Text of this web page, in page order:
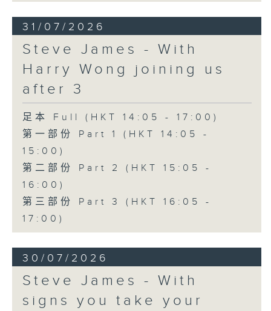
31/07/2026
Steve James - With
Harry Wong joining us
after 3
足本 Full (HKT 14:05 - 17:00)
第一部份 Part 1 (HKT 14:05 -
15:00)
第二部份 Part 2 (HKT 15:05 -
16:00)
第三部份 Part 3 (HKT 16:05 -
17:00)
30/07/2026
Steve James - With
signs you take your